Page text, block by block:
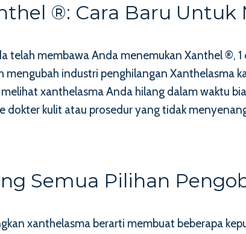
®: Cara Baru
telah membawa Anda menemukan Xanthel ®,
industri penghilangan Xanthelasma
xanthelasma Anda hilang dalam waktu
dokter kulit atau prosedur yang tidak
Semua Pilihan
xanthelasma berarti membuat beberapa